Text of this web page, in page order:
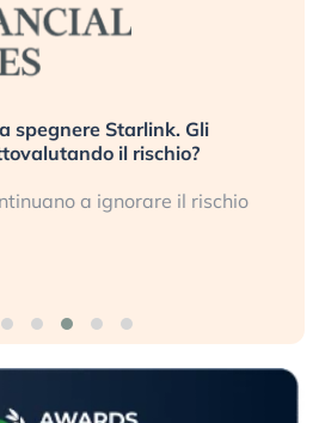
spegnere Starlink. Gli
il rischio?
a ignorare il rischio